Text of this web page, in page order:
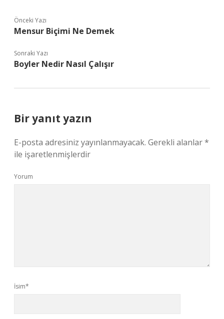
Önceki Yazı
Mensur Biçimi Ne Demek
Sonraki Yazı
Boyler Nedir Nasıl Çalışır
Bir yanıt yazın
E-posta adresiniz yayınlanmayacak. Gerekli alanlar*
ile işaretlenmişlerdir
Yorum
İsim*